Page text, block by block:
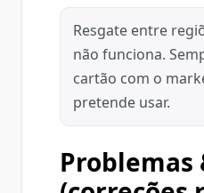
Resgate entre
não funciona.
cartão com o
pretende usar.
Problemas